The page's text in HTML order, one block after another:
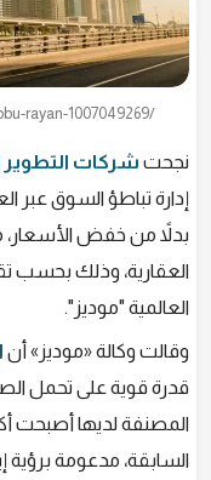
rayan-1007049269/
نجحت شركات التطوير
إدارة تباطؤ السوق
بدلاً من خفض
العقارية، وذلك بحسب
العالمية "موديز".
وقالت وكالة «موديز» أن
قدرة قوية على تحمل
المصنفة لديها أصبحت
السابقة، مدعومة برؤية